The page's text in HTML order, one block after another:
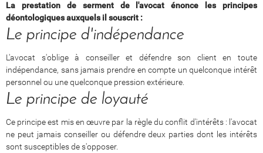
La prestation de serment de l'avocat énonce les principes
déontologiques auxquels il souscrit :
Le principe d'indépendance
L'avocat s'oblige à conseiller et défendre son client en toute
indépendance, sans jamais prendre en compte un quelconque intérêt
personnel ou une quelconque pression extérieure.
Le principe de loyauté
Ce principe est mis en œuvre par la règle du conflit d'intérêts : l'avocat
ne peut jamais conseiller ou défendre deux parties dont les intérêts
sont susceptibles de s'opposer.